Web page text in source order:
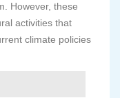
However, these
activities that
climate policies